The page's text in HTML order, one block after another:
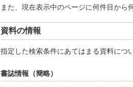
また、現在表示中のページに何件目から
資料の情報
指定した検索条件にあてはまる資料につ
書誌情報（簡略）